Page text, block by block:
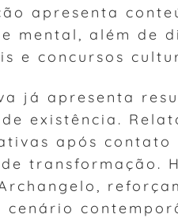
apresenta
mental, além de
e concursos
já apresenta
existência.
após contato
transformação.